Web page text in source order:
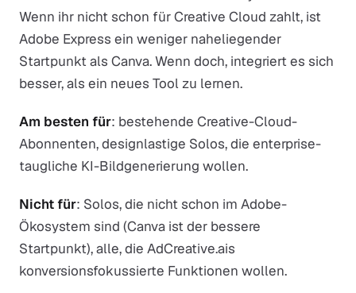
Wenn ihr nicht schon für Creative Cloud zahlt, ist
Adobe Express ein weniger naheliegender
Startpunkt als Canva. Wenn doch, integriert es sich
besser, als ein neues Tool zu lernen.
Am besten für: bestehende Creative-Cloud-
Abonnenten, designlastige Solos, die enterprise-
taugliche KI-Bildgenerierung wollen.
Nicht für: Solos, die nicht schon im Adobe-
Ökosystem sind (Canva ist der bessere
Startpunkt), alle, die AdCreative.ais
konversionsfokussierte Funktionen wollen.